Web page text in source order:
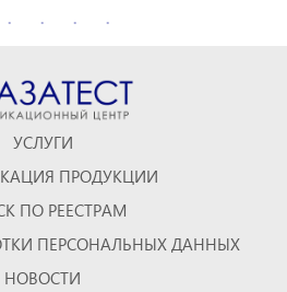
УСЛУГИ
ПРОДУКЦИИ
ПО РЕЕСТРАМ
ПЕРСОНАЛЬНЫХ ДАННЫХ
НОВОСТИ